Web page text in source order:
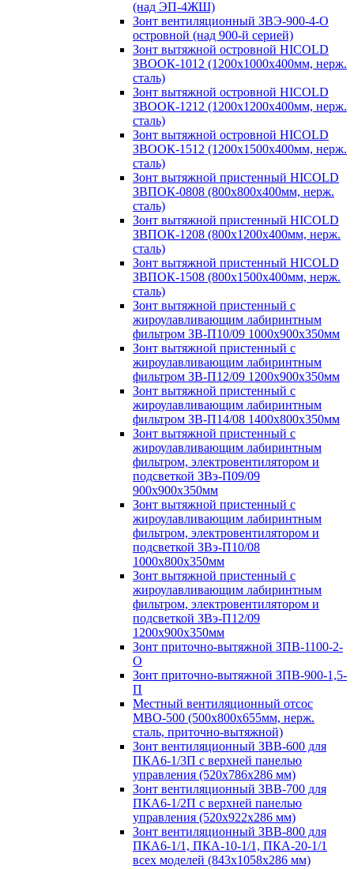
(над ЭП-4ЖШ)
Зонт вентиляционный ЗВЭ-900-4-О
островной (над 900-й серией)
Зонт вытяжной островной HICOLD
ЗВООК-1012 (1200х1000х400мм, нерж.
сталь)
Зонт вытяжной островной HICOLD
ЗВООК-1212 (1200x1200x400мм, нерж.
сталь)
Зонт вытяжной островной HICOLD
ЗВООК-1512 (1200х1500х400мм, нерж.
сталь)
Зонт вытяжной пристенный HICOLD
ЗВПОК-0808 (800х800х400мм, нерж.
сталь)
Зонт вытяжной пристенный HICOLD
ЗВПОК-1208 (800х1200х400мм, нерж.
сталь)
Зонт вытяжной пристенный HICOLD
ЗВПОК-1508 (800х1500х400мм, нерж.
сталь)
Зонт вытяжной пристенный с
жироулавливающим лабиринтным
фильтром ЗВ-П10/09 1000х900х350мм
Зонт вытяжной пристенный с
жироулавливающим лабиринтным
фильтром ЗВ-П12/09 1200х900х350мм
Зонт вытяжной пристенный с
жироулавливающим лабиринтным
фильтром ЗВ-П14/08 1400х800х350мм
Зонт вытяжной пристенный с
жироулавливающим лабиринтным
фильтром, электровентилятором и
подсветкой ЗВэ-П09/09
900х900х350мм
Зонт вытяжной пристенный с
жироулавливающим лабиринтным
фильтром, электровентилятором и
подсветкой ЗВэ-П10/08
1000х800х350мм
Зонт вытяжной пристенный с
жироулавливающим лабиринтным
фильтром, электровентилятором и
подсветкой ЗВэ-П12/09
1200х900х350мм
Зонт приточно-вытяжной ЗПВ-1100-2-
О
Зонт приточно-вытяжной ЗПВ-900-1,5-
П
Местный вентиляционный отсос
МВО-500 (500х800х655мм, нерж.
сталь, приточно-вытяжной)
Зонт вентиляционный ЗВВ-600 для
ПКА6-1/3П с верхней панелью
управления (520х786х286 мм)
Зонт вентиляционный ЗВВ-700 для
ПКА6-1/2П с верхней панелью
управления (520х922х286 мм)
Зонт вентиляционный ЗВВ-800 для
ПКА6-1/1, ПКА-10-1/1, ПКА-20-1/1
всех моделей (843х1058х286 мм)